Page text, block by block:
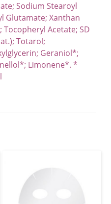
Sodium Stearoyl
Glutamate; Xanthan
Acetate; SD
Totarol;
Geraniol*;
Limonene*. *